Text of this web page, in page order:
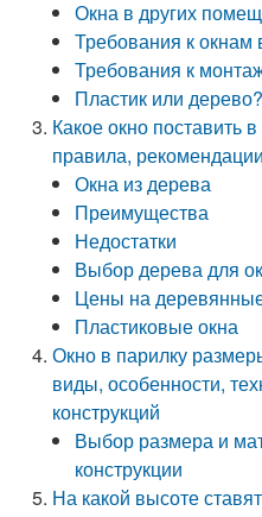
Окна в других
Требования к окнам
Требования к
Пластик или дерево?
Какое окно поставить
правила,
Окна из дерева
Преимущества
Недостатки
Выбор дерева для
Цены на
Пластиковые окна
Окно в парилку
виды, особенности,
конструкций
Выбор размера и
конструкции
На какой высоте